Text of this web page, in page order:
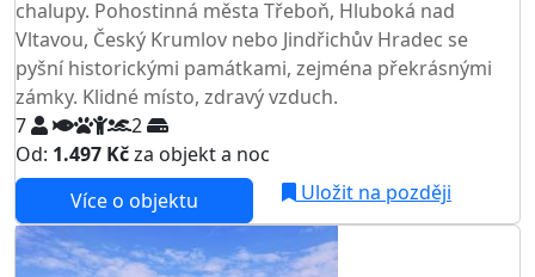
chalupy. Pohostinná města Třeboň, Hluboká nad
Vltavou, Český Krumlov nebo Jindřichův Hradec se
pyšní historickými památkami, zejména překrásnými
zámky. Klidné místo, zdravý vzduch.
7
2
Od: 1.497 Kčza objekt a noc
Více o objektu
Uložit na později